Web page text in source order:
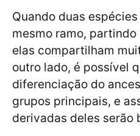
Quando duas
mesmo ramo,
elas compartilham
outro lado, é possível
diferenciação do
grupos principais, e
derivadas deles serão